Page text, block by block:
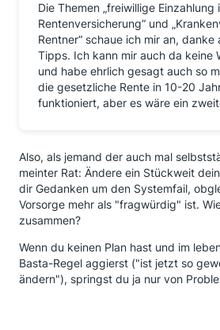
Die Themen „freiwillige
Rentenversicherung“ und
Rentner“ schaue ich mir an, danke
Tipps. Ich kann mir auch da keine
und habe ehrlich gesagt auch so
die gesetzliche Rente in 10-20
funktioniert, aber es wäre ein
Also, als jemand der auch mal
meinter Rat: Ändere ein Stückweit
dir Gedanken um den Systemfail,
Vorsorge mehr als "fragwürdig" ist.
zusammen?
Wenn du keinen Plan hast und im
Basta-Regel aggierst ("ist jetzt so
ändern"), springst du ja nur von